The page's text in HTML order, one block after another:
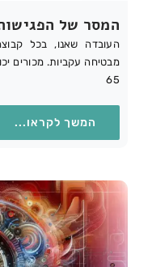
המסר של הפגישות שלנו
העובדה שאנו, בכל
65
המשך לקראו...